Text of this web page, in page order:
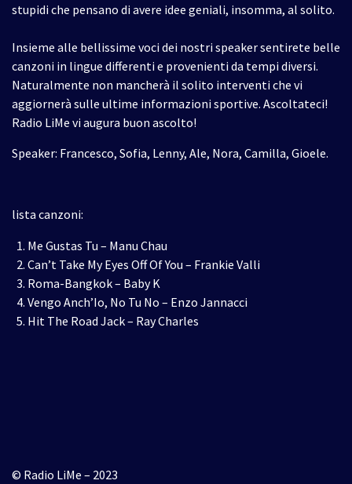
stupidi che pensano di avere idee geniali, insomma, al solito.
Insieme alle bellissime voci dei nostri speaker sentirete belle
canzoni in lingue differenti e provenienti da tempi diversi.
Naturalmente non mancherà il solito interventi che vi
aggiornerà sulle ultime informazioni sportive. Ascoltateci!
Radio LiMe vi augura buon ascolto!
Speaker: Francesco, Sofia, Lenny, Ale, Nora, Camilla, Gioele.
lista canzoni:
Me Gustas Tu – Manu Chau
Can’t Take My Eyes Off Of You – Frankie Valli
Roma-Bangkok – Baby K
Vengo Anch’Io, No Tu No – Enzo Jannacci
Hit The Road Jack – Ray Charles
© Radio LiMe – 2023